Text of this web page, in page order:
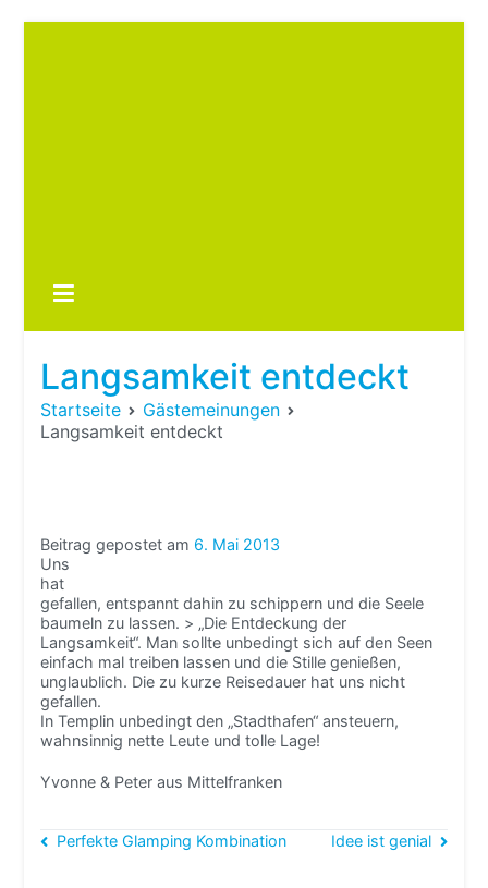
Langsamkeit entdeckt
Startseite
Gästemeinungen
Langsamkeit entdeckt
Beitrag gepostet am 6. Mai 2013
Uns
hat
gefallen, entspannt dahin zu schippern und die Seele
baumeln zu lassen. > „Die Entdeckung der
Langsamkeit“. Man sollte unbedingt sich auf den Seen
einfach mal treiben lassen und die Stille genießen,
unglaublich. Die zu kurze Reisedauer hat uns nicht
gefallen.
In Templin unbedingt den „Stadthafen“ ansteuern,
wahnsinnig nette Leute und tolle Lage!
Yvonne & Peter aus Mittelfranken
Beitragsnavigation
Perfekte Glamping Kombination Idee ist genial